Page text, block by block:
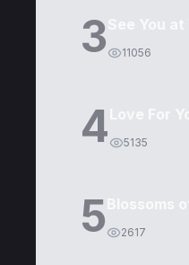
3 11056
4 5135
5 2617